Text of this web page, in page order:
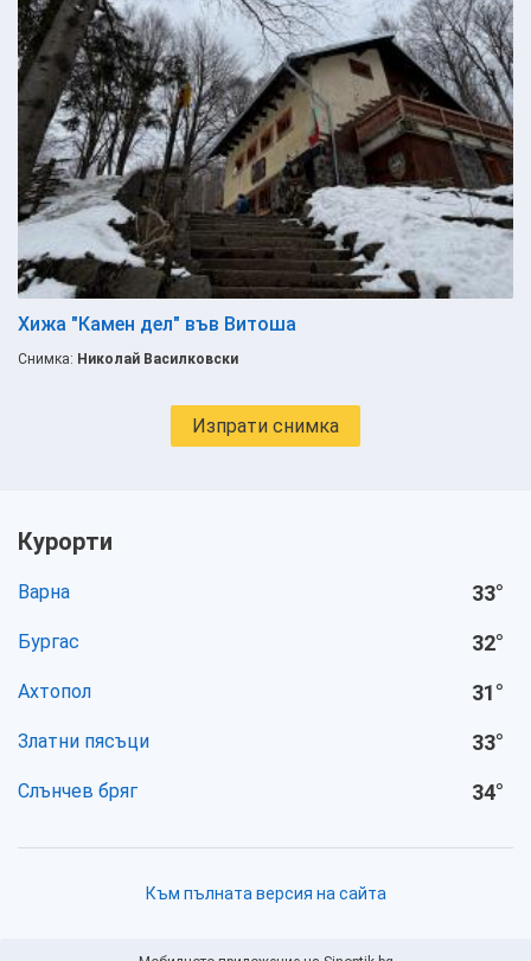
Хижа "Камен дел" във Витоша
Снимка: Николай Василковски
Изпрати снимка
Курорти
Варна 33°
Бургас 32°
Ахтопол 31°
Златни пясъци 33°
Слънчев бряг 34°
Към пълната версия на сайта